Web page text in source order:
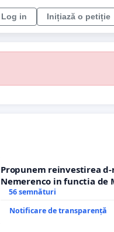
Log in Inițiază o petiție
Propunem reinvestirea d-
Nemerenco in functia de
Sanatatii
56 semnături
Notificare de transparență